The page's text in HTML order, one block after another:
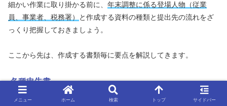
細かい作業に取り掛かる前に、 年末調整に係る登場人物（従業
員、事業者、税務署）
と作成する資料の種類と提出先の流れをざ
っくり把握しておきましょう。
ここから先は、作成する書類毎に要点を解説してきます。
各種申告書
メニュー ホーム 検索 トップ サイドバー